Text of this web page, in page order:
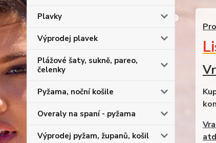
Plavky
Výprodej plavek
Plážové šaty, sukně, pareo,
čelenky
Pyžama, noční košile
Overaly na spaní - pyžama
Výprodej pyžam, županů, košil